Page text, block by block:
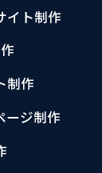
イト制作
制作
ージ制作